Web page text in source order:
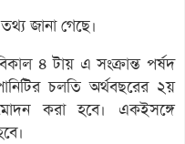
জানা গেছে।
৪ টায় এ সংক্রান্ত পর্ষদ
চলতি অর্থবছরের ২য়
করা হবে। একইসঙ্গে